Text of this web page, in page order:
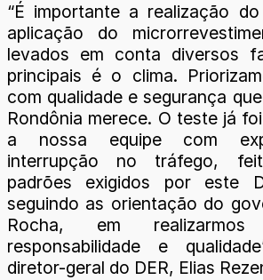
“É importante a realização
aplicação do
levados em conta diversos
principais é o clima.
com qualidade e segurança
Rondônia merece. O teste já
a nossa equipe com
interrupção no tráfego,
padrões exigidos por este
seguindo as orientação do
Rocha, em
responsabilidade e
diretor-geral do DER, Elias